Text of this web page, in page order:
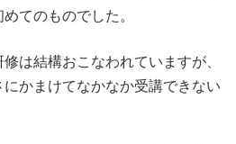
てのものでした。
は結構おこなわれていますが、
かまけてなかなか受講できない